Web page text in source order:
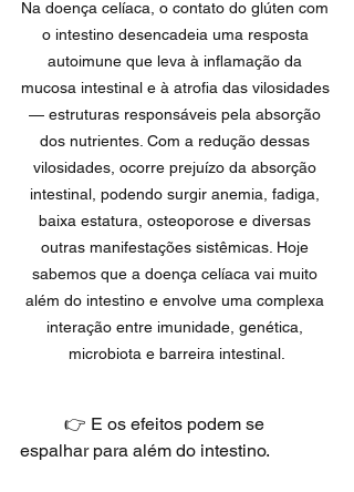
Na doença celíaca, o contato do glúten com
o intestino desencadeia uma resposta
autoimune que leva à inflamação da
mucosa intestinal e à atrofia das vilosidades
— estruturas responsáveis pela absorção
dos nutrientes. Com a redução dessas
vilosidades, ocorre prejuízo da absorção
intestinal, podendo surgir anemia, fadiga,
baixa estatura, osteoporose e diversas
outras manifestações sistêmicas. Hoje
sabemos que a doença celíaca vai muito
além do intestino e envolve uma complexa
interação entre imunidade, genética,
microbiota e barreira intestinal.
espalhar para além do intestino.